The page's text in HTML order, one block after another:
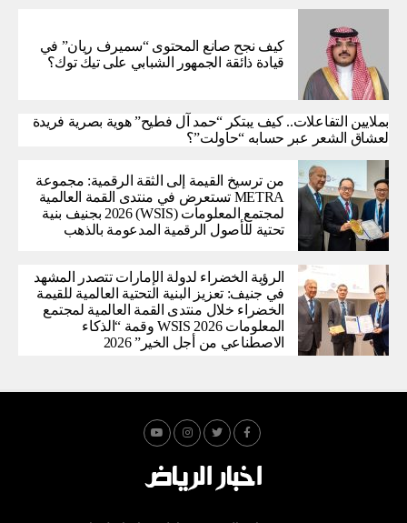
كيف نجح صانع المحتوى “سميرف ريان” في
قيادة ذائقة الجمهور الشبابي على تيك توك؟
بملايين التفاعلات.. كيف يبتكر “حمد آل فطيح” هوية بصرية فريدة
لعشاق الشعر عبر حسابه “حاولت”؟
من ترسيخ القيمة إلى الثقة الرقمية: مجموعة
METRA تستعرض في منتدى القمة العالمية
لمجتمع المعلومات (WSIS) 2026 بجنيف بنية
تحتية للأصول الرقمية المدعومة بالذهب
الرؤية الخضراء لدولة الإمارات تتصدر المشهد
في جنيف: تعزيز البنية التحتية العالمية للقيمة
الخضراء خلال منتدى القمة العالمية لمجتمع
المعلومات WSIS 2026 وقمة “الذكاء
الاصطناعي من أجل الخير” 2026